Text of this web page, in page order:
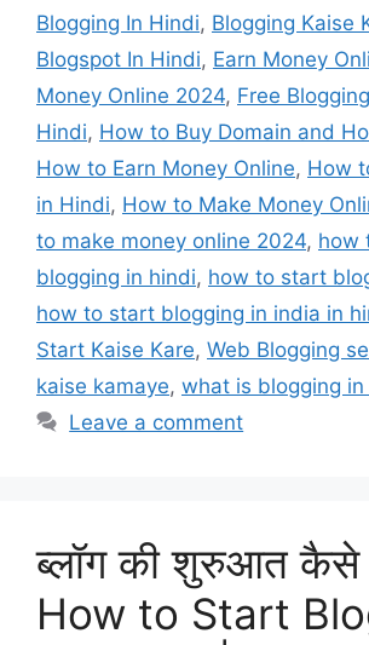
Blogging In Hindi, Blogging Kaise
Blogspot In Hindi, Earn Money
Money Online 2024, Free
Hindi, How to Buy Domain and
How to Earn Money Online, How
in Hindi, How to Make Money
to make money online 2024, how
blogging in hindi, how to start
how to start blogging in india in
Start Kaise Kare, Web Blogging
kaise kamaye, what is blogging in
Leave a comment
ब्लॉग की शुरुआत कैसे
How to Start